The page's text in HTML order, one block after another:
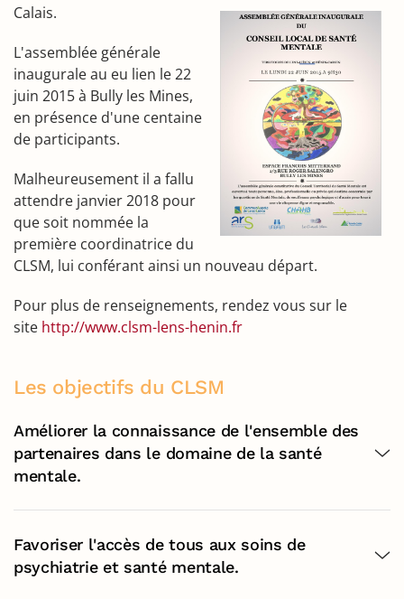
Calais.
L'assemblée générale
inaugurale au eu lien le 22
juin 2015 à Bully les Mines,
en présence d'une centaine
de participants.
Malheureusement il a fallu
attendre janvier 2018 pour
que soit nommée la
première coordinatrice du
CLSM, lui conférant ainsi un nouveau départ.
Pour plus de renseignements, rendez vous sur le
site http://www.clsm-lens-henin.fr
Les objectifs du CLSM
Améliorer la connaissance de l'ensemble des
partenaires dans le domaine de la santé
mentale.
Favoriser l'accès de tous aux soins de
psychiatrie et santé mentale.